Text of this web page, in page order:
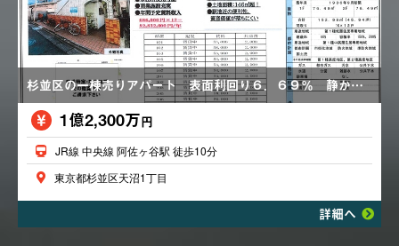
杉並区の一棟売りアパート 表面利回り６．６９％ 静かな住居地域 複数路線、複数駅利用可能 １K×１２戸
1億2,300万円
JR線 中央線 阿佐ヶ谷駅 徒歩10分
東京都杉並区天沼1丁目
詳細へ